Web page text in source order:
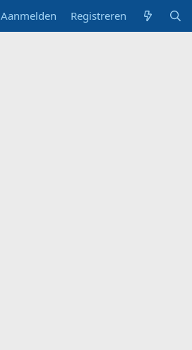
Aanmelden Registreren